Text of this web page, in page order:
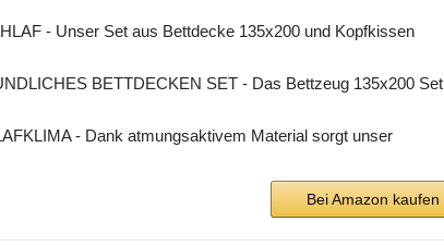
- Unser Set aus Bettdecke 135x200 und Kopfkissen
BETTDECKEN SET - Das Bettzeug 135x200 Set
- Dank atmungsaktivem Material sorgt unser
Bei Amazon kaufen